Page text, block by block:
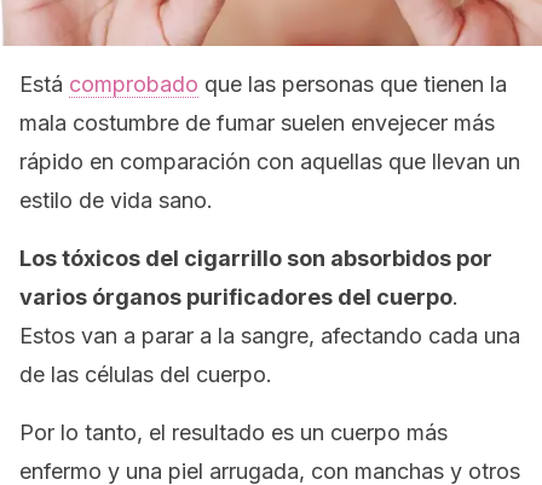
Está comprobado que las personas que tienen la
mala costumbre de fumar suelen envejecer más
rápido en comparación con aquellas que llevan un
estilo de vida sano.
Los tóxicos del cigarrillo son absorbidos por
varios órganos purificadores del cuerpo.
Estos van a parar a la sangre, afectando cada una
de las células del cuerpo.
Por lo tanto, el resultado es un cuerpo más
enfermo y una piel arrugada, con manchas y otros